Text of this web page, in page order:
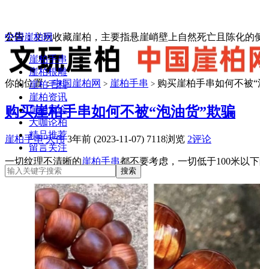
中国崖柏网
崖柏手串
崖柏根雕
崖柏毛料
崖柏资讯
崖柏展会
大咖论柏
精品推荐
留言关注
公告：文玩收藏崖柏，主要指悬崖峭壁上自然死亡且陈化的
你的位置：中国崖柏网 > 崖柏手串 > 购买崖柏手串如何不被“
购买崖柏手串如何不被“泡油货”欺骗
崖柏手串 大伟 3年前 (2023-11-07) 7118浏览 2评论
一切纹理不清晰的崖柏手串都不要考虑，一切低于100米以